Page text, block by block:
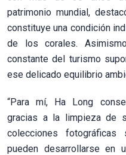
patrimonio mundial,
constituye una condición
de los corales.
constante del turismo
ese delicado equilibrio
“Para mí, Ha Long
gracias a la limpieza de
colecciones
pueden desarrollarse en